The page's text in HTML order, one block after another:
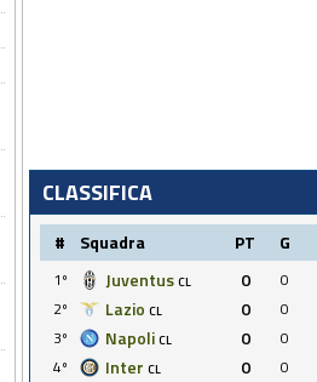
CLASSIFICA
# Squadra PT G
1º Juventus CL 0 0
2º
Lazio CL 0 0
3º
Napoli CL 0 0
4º
Inter CL 0 0